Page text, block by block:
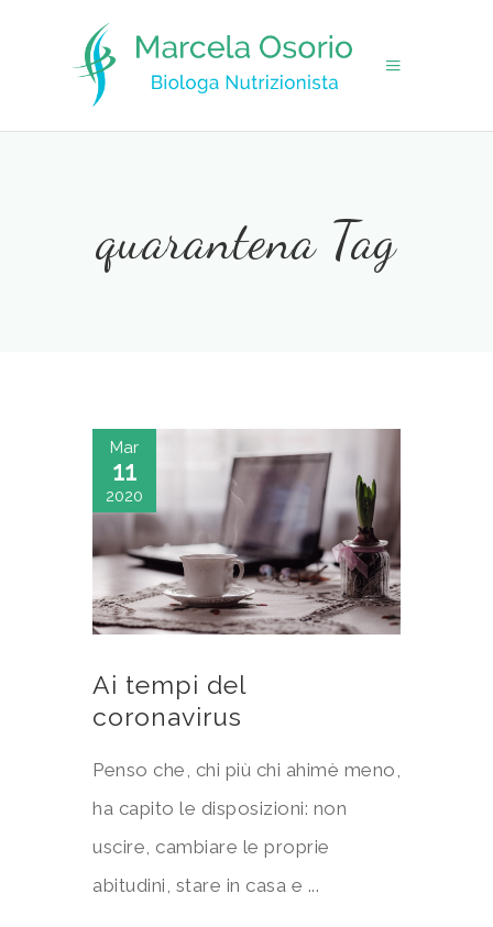
quarantena Tag
Mar
11
2020
Ai tempi del
coronavirus
Penso che, chi più chi ahimè meno,
ha capito le disposizioni: non
uscire, cambiare le proprie
abitudini, stare in casa e